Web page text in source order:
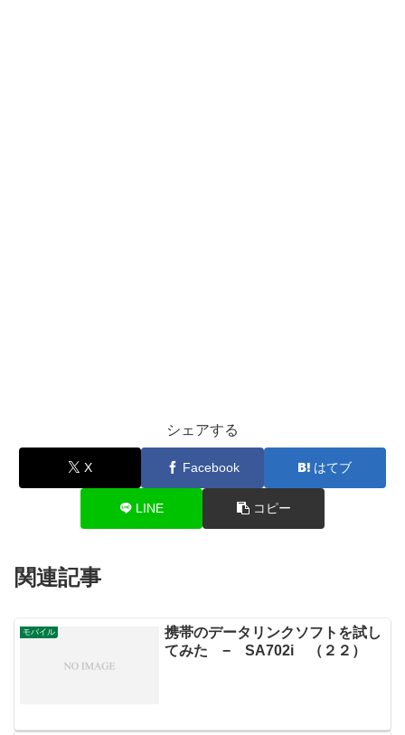
シェアする
X Facebook はてブ
LINE コピー
関連記事
モバイル
携帯のデータリンクソフトを試し
てみた − SA702i （２２）